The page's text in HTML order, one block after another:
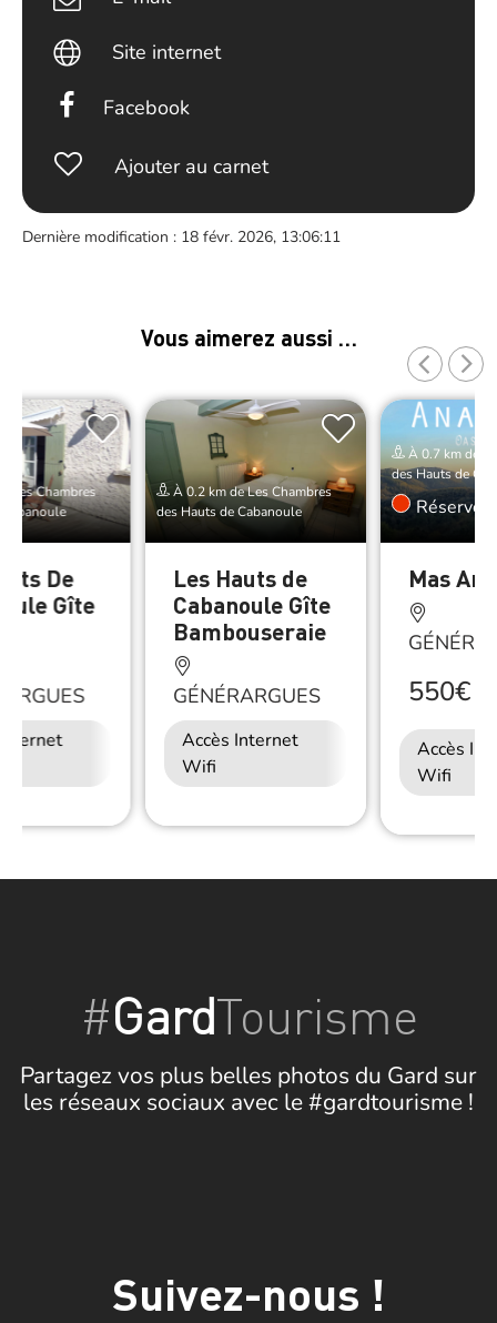
Site internet
Facebook
Ajouter au carnet
Dernière modification : 18 févr. 2026, 13:06:11
Vous aimerez aussi …
Les Chambres
De
Gîte
À 0.2 km de Les Chambres
des Hauts de Cabanoule
Les Hauts de
Cabanoule Gîte
Bambouseraie
GÉNÉRARGUES
Accès Internet
Wifi
À 0.7 km de
des Hauts de
Réserver
Mas
550€/
Accès
Wifi
#GardTourisme
Partagez vos plus belles photos du Gard sur
les réseaux sociaux avec le #gardtourisme !
Suivez-nous !